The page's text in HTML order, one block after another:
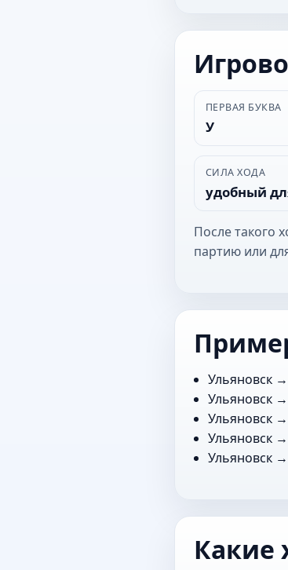
ПЕРВАЯ БУКВА
У
СИЛА ХОДА
удобный
После такого
партию или
Ульяновск →
Ульяновск →
Ульяновск →
Ульяновск →
Ульяновск →
Какие